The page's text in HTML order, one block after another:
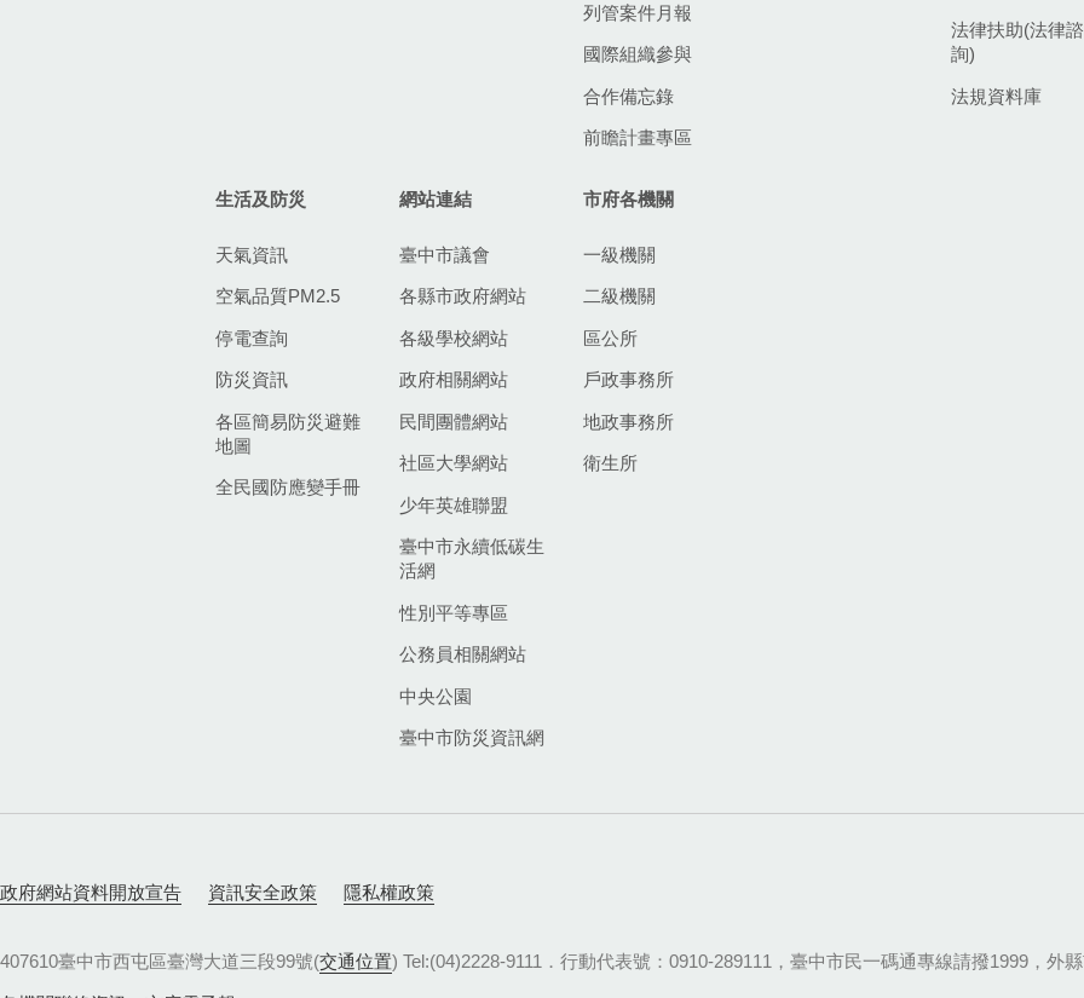
列管案件月報
國際組織參與
合作備忘錄
前瞻計畫專區
法律扶助(法律諮
詢)
法規資料庫
生活及防災
天氣資訊
空氣品質PM2.5
停電查詢
防災資訊
各區簡易防災避難
地圖
全民國防應變手冊
網站連結
臺中市議會
各縣市政府網站
各級學校網站
政府相關網站
民間團體網站
社區大學網站
少年英雄聯盟
臺中市永續低碳生
活網
性別平等專區
公務員相關網站
中央公園
臺中市防災資訊網
市府各機關
一級機關
二級機關
區公所
戶政事務所
地政事務所
衛生所
政府網站資料開放宣告 資訊安全政策 隱私權政策
407610臺中市西屯區臺灣大道三段99號(交通位置) Tel:(04)2228-9111．行動代表號：0910-289111，臺中市民一碼通專線請撥1999，外